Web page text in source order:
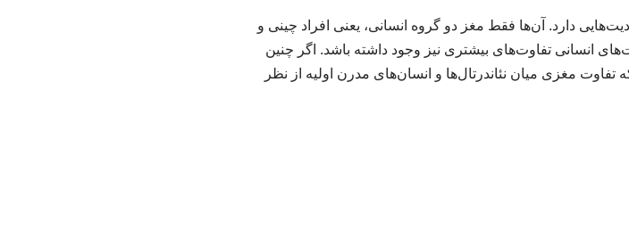
دارد. آن‌ها فقط مغز دو گروه انسانی، یعنی افراد چینی و
انسانی تفاوت‌های بیشتری نیز وجود داشته باشد. اگر چنین
مغزی میان نئاندرتال‌ها و انسان‌های مدرن اولیه از نظر